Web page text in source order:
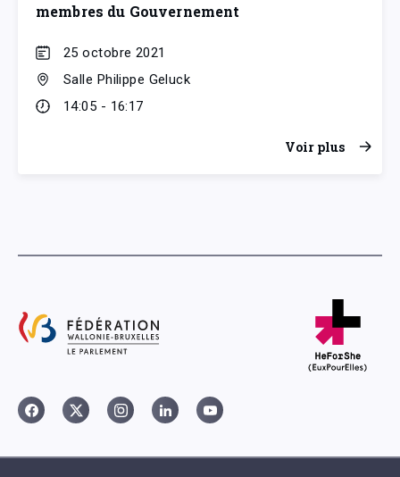
membres du Gouvernement
25 octobre 2021
Salle Philippe Geluck
14:05 - 16:17
Voir plus